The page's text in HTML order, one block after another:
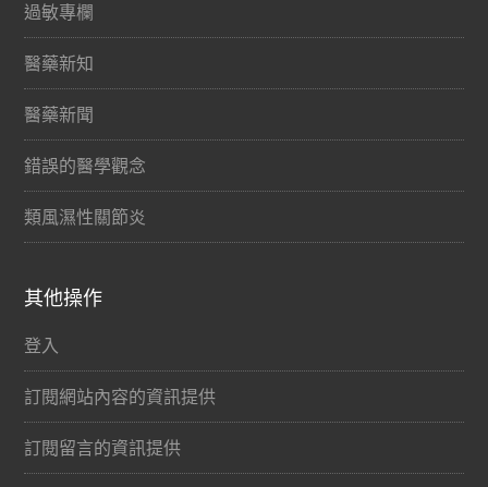
過敏專欄
醫藥新知
醫藥新聞
錯誤的醫學觀念
類風濕性關節炎
其他操作
登入
訂閱網站內容的資訊提供
訂閱留言的資訊提供